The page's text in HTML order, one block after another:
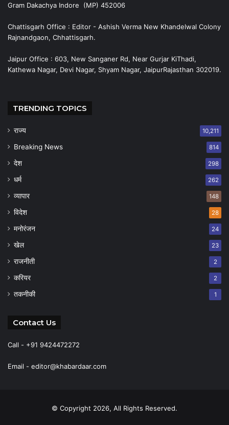
Gram Dakachya Indore (MP) 452006
Chattisgarh Office : Editor - Ashish Verma New Khandelwal Colony
Rajnandgaon, Chhattisgarh.
Jaipur Office : 603, New Sanganer Rd, Near Gurjar KiThadi,
Kathewa Nagar, Devi Nagar, Shyam Nagar, JaipurRajasthan 302019.
TRENDING TOPICS
राज्य 10,211
Breaking News 814
देश 298
धर्म 262
व्यापार 148
विदेश 28
मनोरंजन 24
खेल 23
राजनीती 2
करियर 2
तकनीकी 1
Contact Us
Call - +91 9424472272
Email - editor@khabardaar.com
© Copyright 2026, All Rights Reserved.